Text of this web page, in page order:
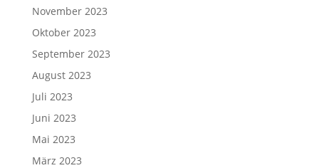
November 2023
Oktober 2023
September 2023
August 2023
Juli 2023
Juni 2023
Mai 2023
März 2023